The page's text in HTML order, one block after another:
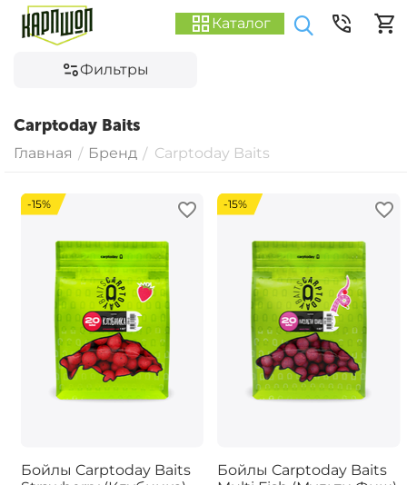
Каталог
Фильтры
Carptoday Baits
Главная / Бренд / Carptoday Baits
-15%
Бойлы Carptoday Baits
-15%
Бойлы Carptoday Baits